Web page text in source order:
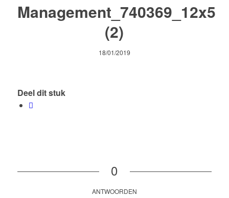
Management_740369_12x5
(2)
18/01/2019
Deel dit stuk
0
ANTWOORDEN